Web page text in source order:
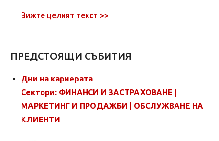
Вижте целият текст >>
ПРЕДСТОЯЩИ СЪБИТИЯ
Дни на кариерата
Сектори: ФИНАНСИ И ЗАСТРАХОВАНЕ |
МАРКЕТИНГ И ПРОДАЖБИ | ОБСЛУЖВАНЕ НА
КЛИЕНТИ